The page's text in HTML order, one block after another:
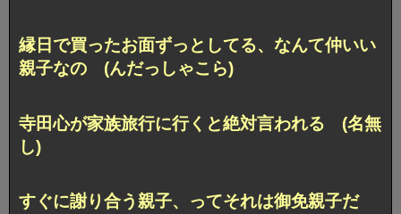
縁日で買ったお面ずっとしてる、なんて仲いい
親子なの (んだっしゃこら)
寺田心が家族旅行に行くと絶対言われる (名無
し)
すぐに謝り合う親子、ってそれは御免親子だ